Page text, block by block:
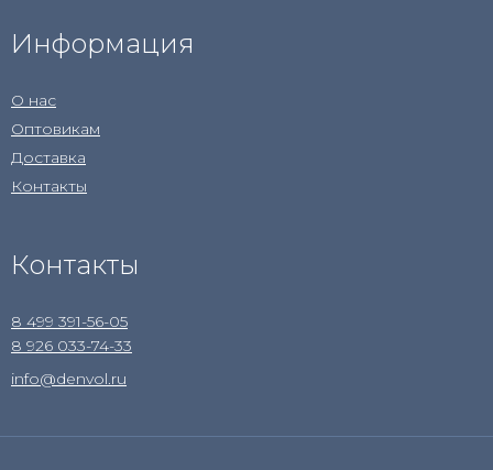
Информация
О нас
Оптовикам
Доставка
Контакты
Контакты
8 499 391-56-05
8 926 033-74-33
info@denvol.ru